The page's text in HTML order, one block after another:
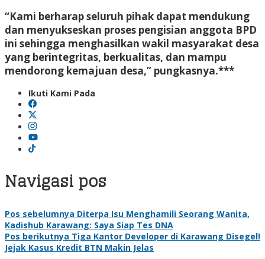
“Kami berharap seluruh pihak dapat mendukung
dan menyukseskan proses pengisian anggota BPD
ini sehingga menghasilkan wakil masyarakat desa
yang berintegritas, berkualitas, dan mampu
mendorong kemajuan desa,” pungkasnya.***
Ikuti Kami Pada
Navigasi pos
Pos sebelumnya Diterpa Isu Menghamili Seorang Wanita,
Kadishub Karawang: Saya Siap Tes DNA
Pos berikutnya Tiga Kantor Developer di Karawang Disegel!
Jejak Kasus Kredit BTN Makin Jelas